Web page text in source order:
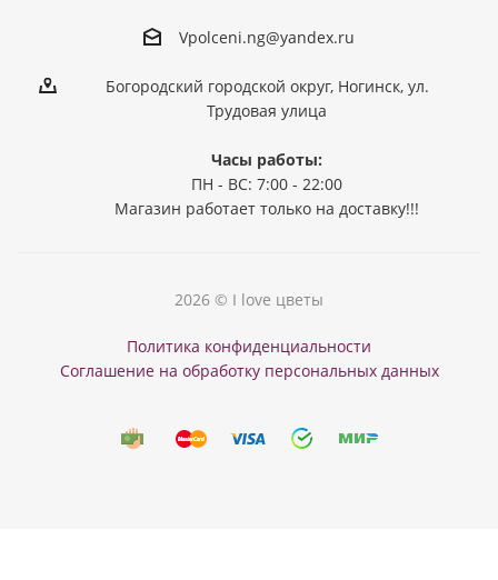
Vpolceni.ng@yandex.ru
Богородский городской округ, Ногинск, ул.
Трудовая улица
Часы работы:
ПН - ВС: 7:00 - 22:00
Магазин работает только на доставку!!!
2026 © I love цветы
Политика конфиденциальности
Соглашение на обработку персональных данных